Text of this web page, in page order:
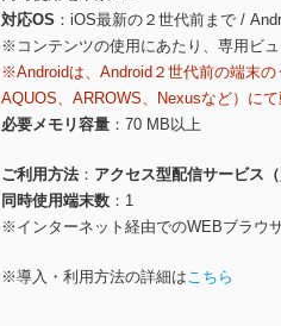
対応OS
iOS最新の２世代前まで /
※コンテンツの使用にあたり、専用ビ
※Androidは、Android２世代前の端末の
AQUOS、ARROWS、Nexusなど）に
必要メモリ容量
70 MB以上
ご利用方法
アクセス型配信サービス（
同時使用端末数
1
※インターネット経由でのWEBブラウ
※導入・利用方法の詳細はこちら